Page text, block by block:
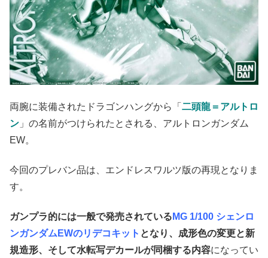
両腕に装備されたドラゴンハングから「 二頭龍＝アルトロ
ン 」の名前がつけられたとされる、アルトロンガンダム
EW。
今回のプレバン品は、エンドレスワルツ版の再現となりま
す。
ガンプラ的には一般で発売されている MG 1/100 シェンロ
ンガンダムEWのリデコキット となり、成形色の変更と新
規造形、そして水転写デカールが同梱する内容になってい